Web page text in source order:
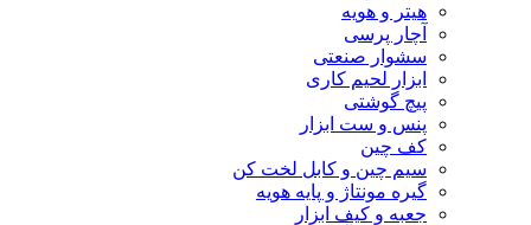
هیتر و هویه
آچار پرسی
سشوار صنعتی
ابزار لحیم کاری
پیچ گوشتی
پنس و ست ابزار
کف چین
سیم چین و کابل لخت کن
گیره مونتاژ و پایه هویه
جعبه و کیف ابزار